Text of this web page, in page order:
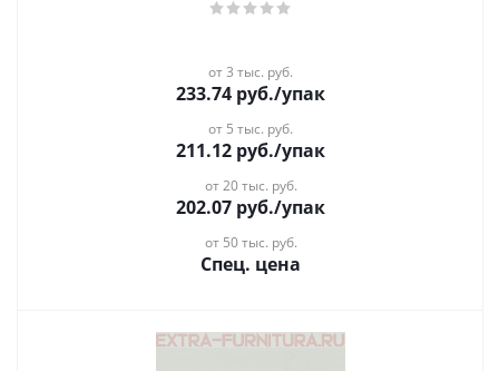
от 3 тыс. руб.
233.74 руб./упак
от 5 тыс. руб.
211.12 руб./упак
от 20 тыс. руб.
202.07 руб./упак
от 50 тыс. руб.
Спец. цена